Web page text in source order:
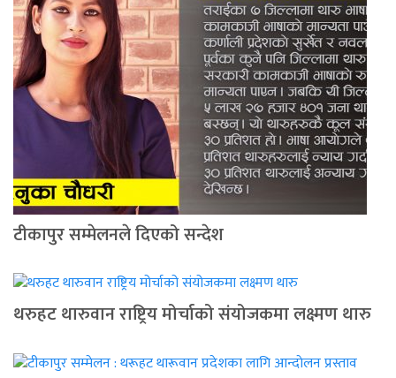
टीकापुर सम्मेलनले दिएको सन्देश
थरुहट थारुवान राष्ट्रिय मोर्चाको संयोजकमा लक्ष्मण थारु